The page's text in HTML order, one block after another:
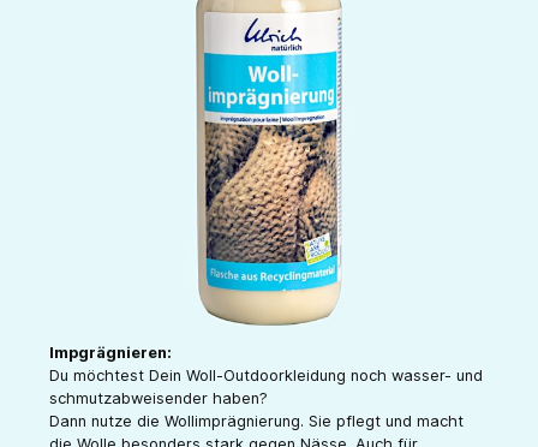
Impgrägnieren:
Du möchtest Dein Woll-Outdoorkleidung noch wasser- und
schmutzabweisender haben?
Dann nutze die Wollimprägnierung. Sie pflegt und macht